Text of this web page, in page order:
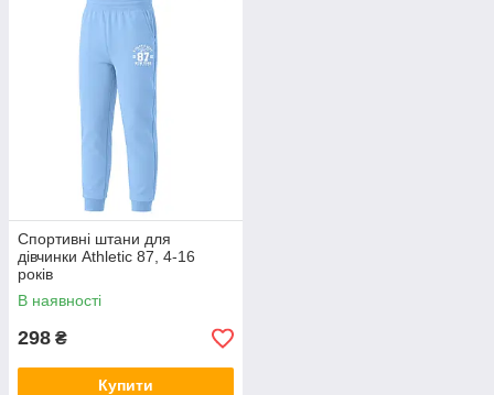
Спортивні штани для
дівчинки Athletic 87, 4-16
років
В наявності
298 ₴
Купити